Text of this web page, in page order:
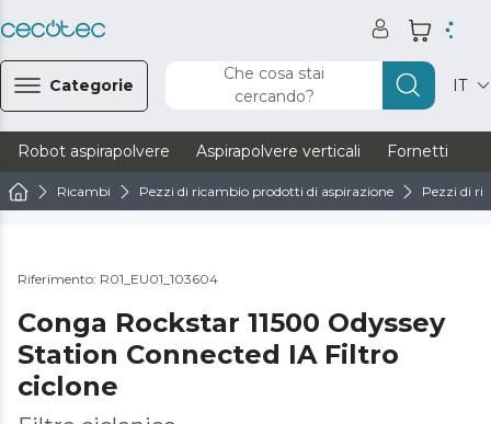
Categorie
Che cosa stai
cercando?
IT
Robot aspirapolvere Aspirapolvere verticali Fornetti
Ricambi Pezzi di ricambio prodotti di aspirazione Pezzi di
Riferimento: R01_EU01_103604
Conga Rockstar 11500 Odyssey
Station Connected IA Filtro
ciclone